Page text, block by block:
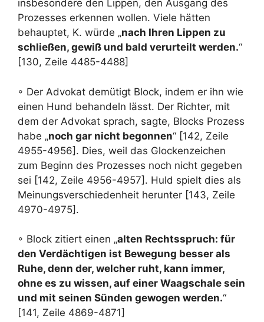
insbesondere den Lippen, den Ausgang des
Prozesses erkennen wollen. Viele hätten
behauptet, K. würde „nach Ihren Lippen zu
schließen, gewiß und bald verurteilt werden.“
[130, Zeile 4485-4488]
◦ Der Advokat demütigt Block, indem er ihn wie
einen Hund behandeln lässt. Der Richter, mit
dem der Advokat sprach, sagte, Blocks Prozess
habe „noch gar nicht begonnen“ [142, Zeile
4955-4956]. Dies, weil das Glockenzeichen
zum Beginn des Prozesses noch nicht gegeben
sei [142, Zeile 4956-4957]. Huld spielt dies als
Meinungsverschiedenheit herunter [143, Zeile
4970-4975].
◦ Block zitiert einen „alten Rechtsspruch: für
den Verdächtigen ist Bewegung besser als
Ruhe, denn der, welcher ruht, kann immer,
ohne es zu wissen, auf einer Waagschale sein
und mit seinen Sünden gewogen werden.“
[141, Zeile 4869-4871]